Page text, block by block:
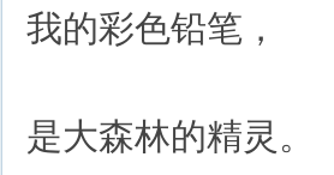
我的彩色铅笔，
是大森林的精灵。